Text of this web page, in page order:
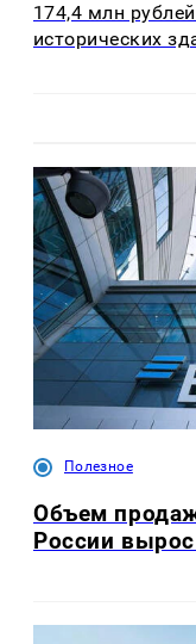
174,4 млн
исторических
Полезное
Объем
России вырос